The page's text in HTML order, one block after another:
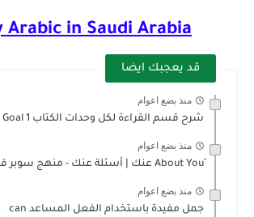
Arabic in Saudi Arabia
قد يعجبك ايضا
منذ بضع اعوام
شرح قسم القراءة لكل وحدات الكتاب Super Goal 1 -...
منذ بضع اعوام
منذ بضع اعوام
جمل مفيدة باستخدام الفعل المساعد can